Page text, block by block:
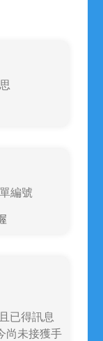
編號
已得訊息
尚未接獲手